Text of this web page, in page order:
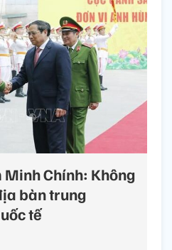
Chính: Không
bàn trung
tế